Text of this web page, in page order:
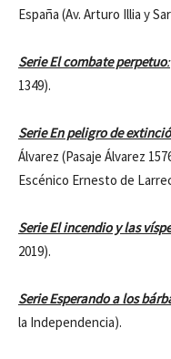
España (Av. Arturo Illia y
Serie El combate perpetuo:
1349).
Serie En peligro de
Álvarez (Pasaje Álvarez
Escénico Ernesto de
Serie El incendio y las
2019).
Serie Esperando a los
la Independencia).